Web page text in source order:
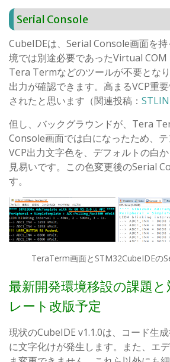
Serial Console
CubeIDEは、Serial Console画面を
境では別途必要であったVirtual
Tera Termなどのツールが不要とな
出力が確認できます。高まるVCP重
されたと思います（関連投稿：
但し、バックグラウンドが、Tera
Console画面では白になったため、
VCP出力文字色を、デフォルトの白
見易いです。この色変更後のSerial
す。
TeraTerm画面とSTM32CubeIDEの
最新開発環境移設の課題
レート改版予定
現状のCubeIDE v1.1.0は、コード生
に文字化けが発生します。また、エ